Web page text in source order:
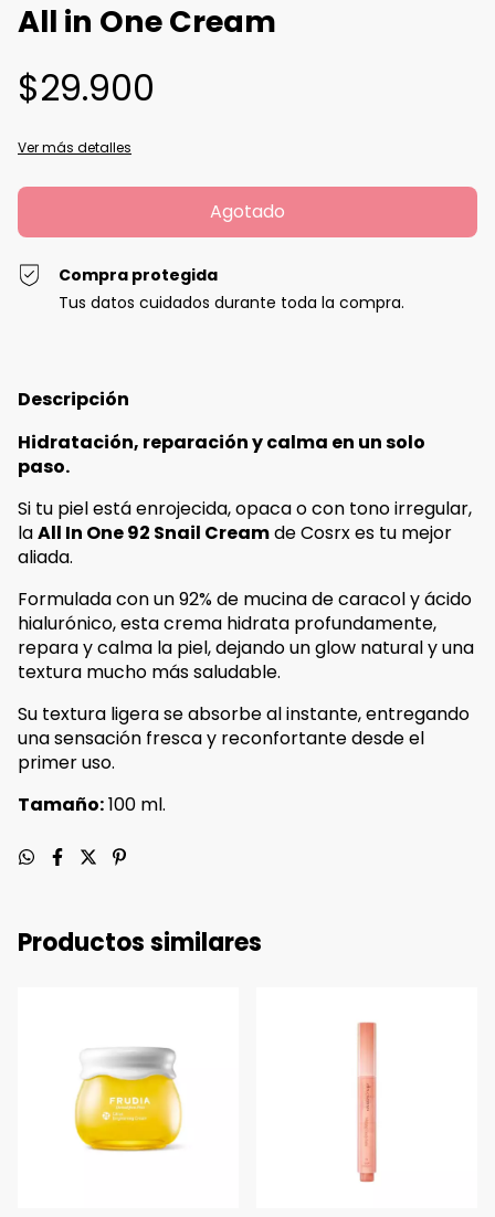
All in One Cream
$29.900
Ver más detalles
Compra protegida
Tus datos cuidados durante toda la compra.
Descripción
Hidratación, reparación y calma en un solo
paso.
Si tu piel está enrojecida, opaca o con tono irregular,
laAll In One 92 Snail Creamde Cosrx es tu mejor
aliada.
Formulada con un 92% de mucina de caracol y ácido
hialurónico, esta crema hidrata profundamente,
repara y calma la piel, dejando un glow natural y una
textura mucho más saludable.
Su textura ligera se absorbe al instante, entregando
una sensación fresca y reconfortante desde el
primer uso.
Tamaño:100 ml.
Productos similares